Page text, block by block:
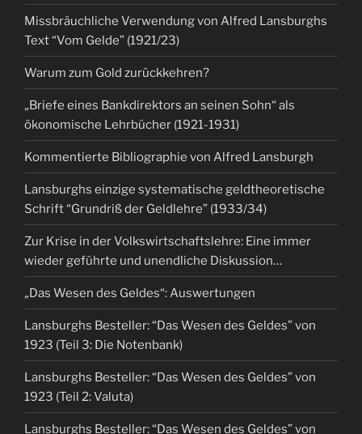
Missbräuchliche Verwendung von Alfred Lansburghs
Text “Vom Gelde” (1921/23)
Warum zum Gold zurückkehren?
„Briefe eines Bankdirektors an seinen Sohn“ als
ökonomische Lehrbücher (1921-1931)
Kommentierte Bibliographie von Alfred Lansburgh
Lansburghs einzige systematische geldtheoretische
Schrift “Grundriß der Geldlehre” (1933/34)
Zur Krise in der Volkswirtschaftslehre: Eine immer
wieder geführte und unendliche Diskussion…
„Das Wesen des Geldes“: Auswertungen
Lansburghs Besteller: “Das Wesen des Geldes” von
1923 (Teil 3: Die Notenbank)
Lansburghs Besteller: “Das Wesen des Geldes” von
1923 (Teil 2: Valuta)
Lansburghs Besteller: “Das Wesen des Geldes” von